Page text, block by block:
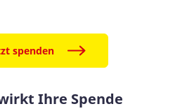
spenden
Ihre Spende